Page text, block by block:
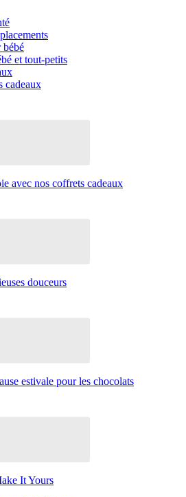
bébé
et tout-petits
cadeaux
avec nos coffrets cadeaux
douceurs
estivale pour les chocolats
It Yours